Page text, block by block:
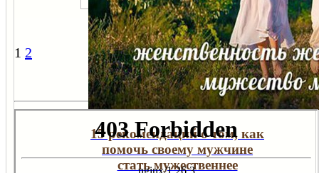
15 рекомендаций о том, как
помочь своему мужчине
стать мужественнее
1 2